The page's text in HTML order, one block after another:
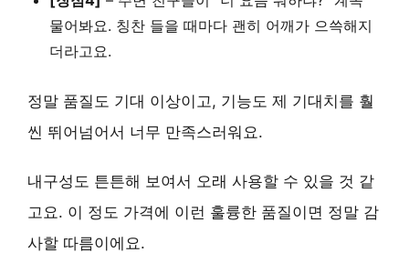
물어봐요. 칭찬 들을 때마다 괜히 어깨가 으쓱해지
더라고요.
정말 품질도 기대 이상이고, 기능도 제 기대치를 훨
씬 뛰어넘어서 너무 만족스러워요.
내구성도 튼튼해 보여서 오래 사용할 수 있을 것 같
고요. 이 정도 가격에 이런 훌륭한 품질이면 정말 감
사할 따름이에요.